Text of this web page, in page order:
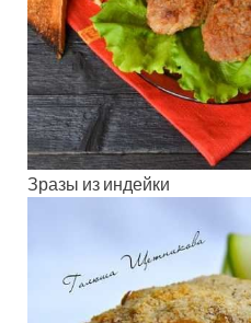
Зразы из индейки